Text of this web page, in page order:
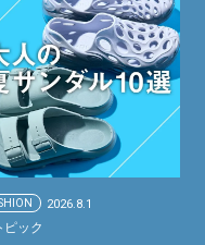
2026.8.1
ピック